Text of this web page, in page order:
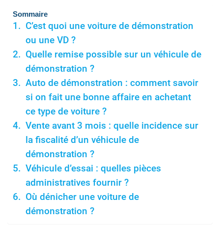
Sommaire
C’est quoi une voiture de démonstration
ou une VD ?
Quelle remise possible sur un véhicule de
démonstration ?
Auto de démonstration : comment savoir
si on fait une bonne affaire en achetant
ce type de voiture ?
Vente avant 3 mois : quelle incidence sur
la fiscalité d’un véhicule de
démonstration ?
Véhicule d’essai : quelles pièces
administratives fournir ?
Où dénicher une voiture de
démonstration ?